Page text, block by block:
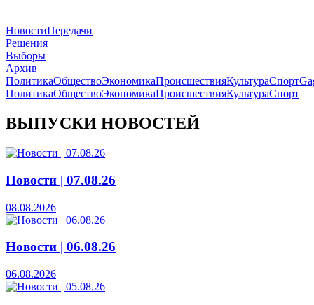
НовостиПередачи
Решения
Выборы
Архив
ПолитикаОбществоЭкономикаПроисшествияКультураСпорт
ПолитикаОбществоЭкономикаПроисшествияКультураСпорт
ВЫПУСКИ НОВОСТЕЙ
Новости | 07.08.26
08.08.2026
Новости | 06.08.26
06.08.2026